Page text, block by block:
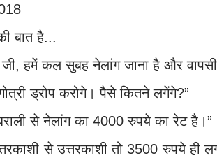
बात है...
जी, हमें कल सुबह नेलांग जाना है और
ड्रोप करोगे। पैसे कितने लगेंगे?”
से नेलांग का 4000 रुपये का रेट है।”
से उत्तरकाशी तो 3500 रुपये ही